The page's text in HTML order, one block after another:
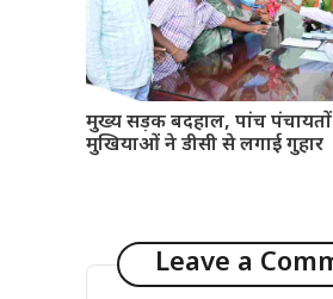
मुख्य सड़क बदहाल, पांच
मुखियाओं ने डीसी से लगाई गुहार
Leave a